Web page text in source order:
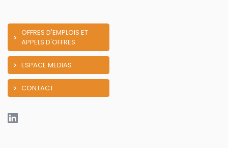
OFFRES D'EMPLOIS ET
APPELS D'OFFRES
ESPACE MEDIAS
CONTACT